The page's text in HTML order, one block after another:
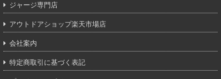
ジャージ専門店
アウトドアショップ楽天市場店
会社案内
特定商取引に基づく表記